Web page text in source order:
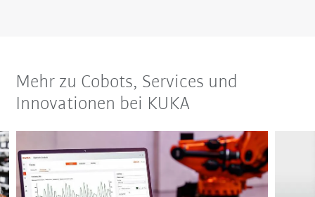
Mehr zu Cobots, Services und
Innovationen bei KUKA